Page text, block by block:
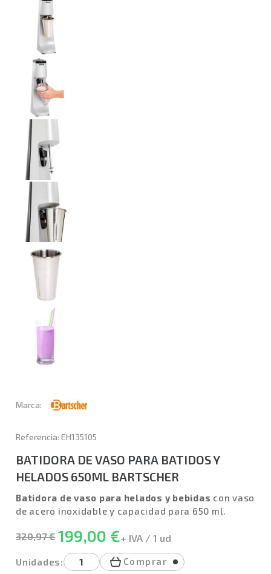
Marca:
Referencia: EH135105
BATIDORA DE VASO PARA BATIDOS Y
HELADOS 650ML BARTSCHER
Batidora de vaso para helados y bebidas con vaso
de acero inoxidable y capacidad para 650 ml.
320,97 € 199,00 €+ IVA / 1 ud
Unidades: Comprar